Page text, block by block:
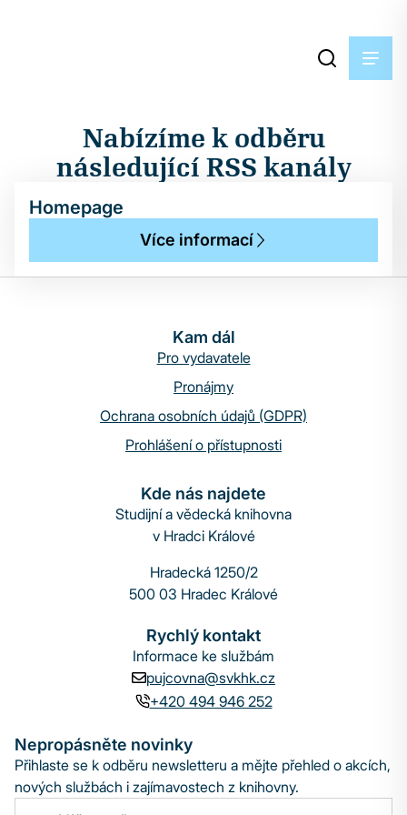
Nabízíme k odběru
následující RSS kanály
Homepage
Více informací
Kam dál
Pro vydavatele
Pronájmy
Ochrana osobních údajů (GDPR)
Prohlášení o přístupnosti
Kde nás najdete
Studijní a vědecká knihovna
v Hradci Králové
Hradecká 1250/2
500 03 Hradec Králové
Rychlý kontakt
Informace ke službám
pujcovna@svkhk.cz
+420 494 946 252
Nepropásněte novinky
Přihlaste se k odběru newsletteru a mějte přehled o akcích,
nových službách i zajímavostech z knihovny.